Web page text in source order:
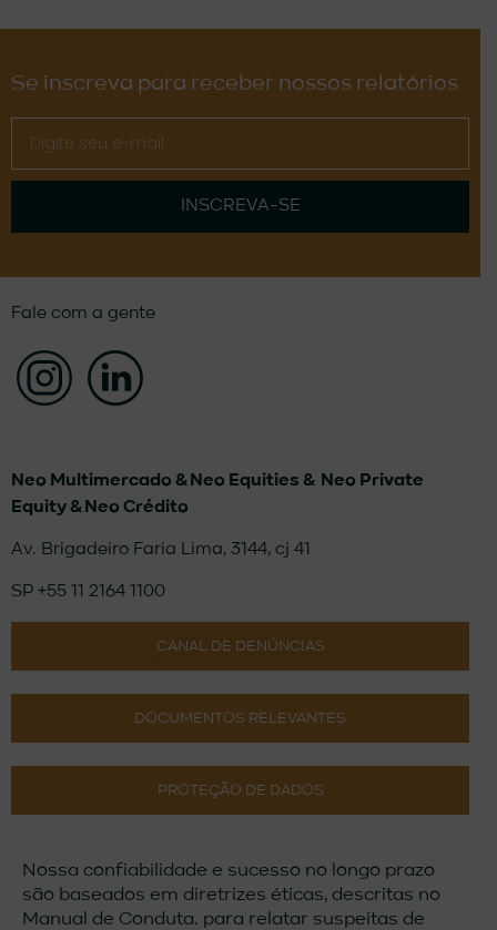
Se inscreva para receber nossos relatórios
INSCREVA-SE
Fale com a gente
Neo Multimercado & Neo Equities & Neo Private
Equity & Neo Crédito
Av. Brigadeiro Faria Lima, 3144, cj 41
SP +55 11 2164 1100
CANAL DE DENÚNCIAS
DOCUMENTOS RELEVANTES
PROTEÇÃO DE DADOS
Nossa confiabilidade e sucesso no longo prazo
são baseados em diretrizes éticas, descritas no
Manual de Conduta. para relatar suspeitas de